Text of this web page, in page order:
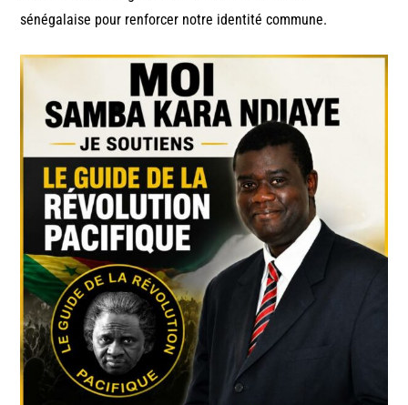
sénégalaise pour renforcer notre identité commune.